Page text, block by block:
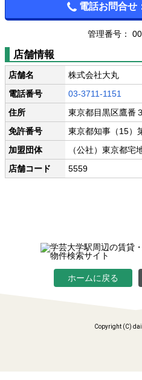
電話お問合せ
管理番号：
店舗情報
店舗名
株式会社大丸
電話番号
03-3711-1151
住所
東京都目黒区鷹番
免許番号
東京都知事（15）
加盟団体
（公社）東京都
店舗コード
5559
ホームに戻る
Copyright (C)